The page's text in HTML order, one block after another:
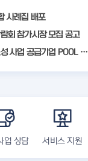
사례집 배포
회 참가시장 모집 공고
2026년 클린제조환경조성 사업 공급기업 POOL 안내
업 상담 서비스 지원